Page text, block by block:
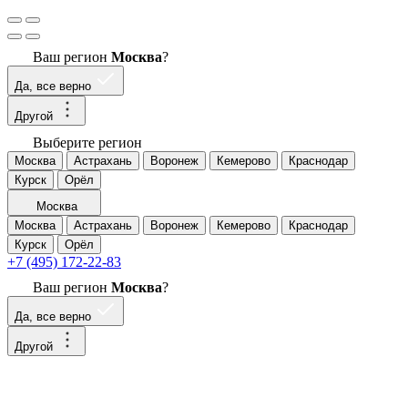
Ваш регион Москва?
Да, все верно
Другой
Выберите регион
Москва Астрахань Воронеж Кемерово
Краснодар
Курск
Орёл
Москва
Москва
Астрахань Воронеж Кемерово
Краснодар
Курск
Орёл
+7 (495) 172-22-83
Ваш регион Москва?
Да, все верно
Другой